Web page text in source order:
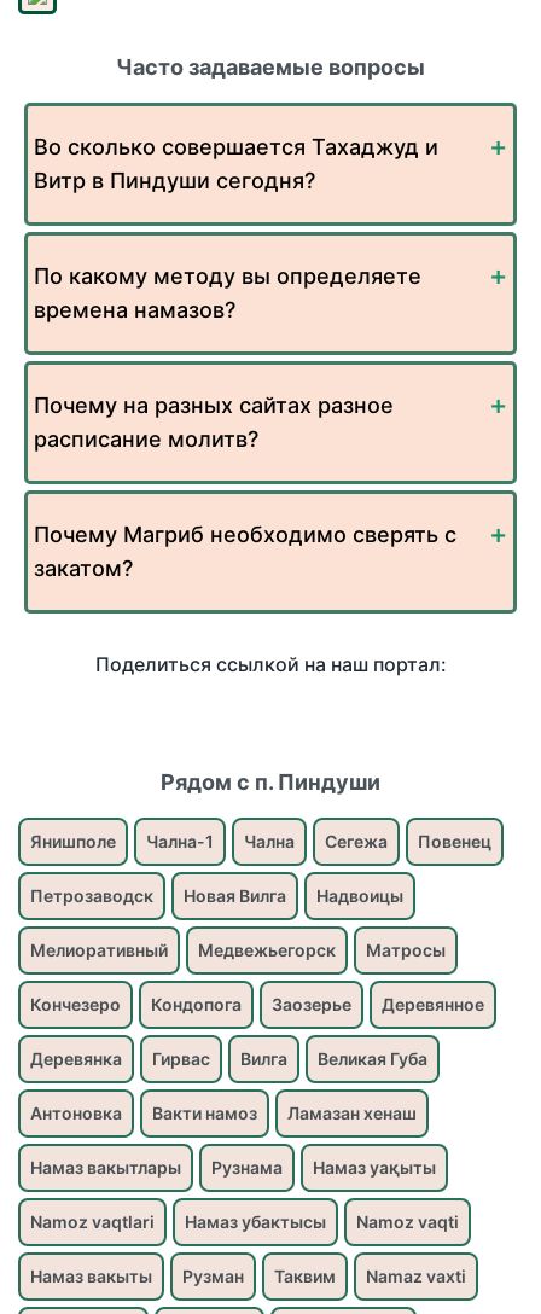
Часто задаваемые вопросы
Во сколько совершается Тахаджуд и
Витр в Пиндуши сегодня?
По какому методу вы определяете
времена намазов?
Почему на разных сайтах разное
расписание молитв?
Почему Магриб необходимо сверять с
закатом?
Поделиться ссылкой на наш портал:
Рядом с п. Пиндуши
Янишполе Чална-1 Чална Сегежа Повенец
Петрозаводск Новая Вилга Надвоицы
Мелиоративный Медвежьегорск Матросы
Кончезеро Кондопога Заозерье Деревянное
Деревянка Гирвас Вилга Великая Губа
Антоновка Вакти намоз Ламазан хенаш
Намаз вакытлары Рузнама Намаз уақыты
Namoz vaqtlari Намаз убактысы Namoz vaqti
Намаз вакыты Рузман Таквим Namaz vaxti